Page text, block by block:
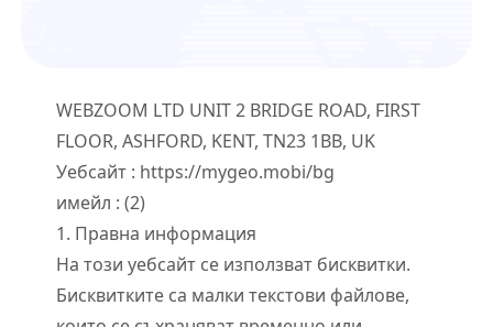
WEBZOOM LTD UNIT 2 BRIDGE ROAD, FIRST
FLOOR, ASHFORD, KENT, TN23 1BB, UK
Уебсайт : https://mygeo.mobi/bg
имейл : (2)
1. Правна информация
На този уебсайт се използват бисквитки.
Бисквитките са малки текстови файлове,